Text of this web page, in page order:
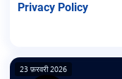
Privacy Policy
23 फ़रवरी 2026